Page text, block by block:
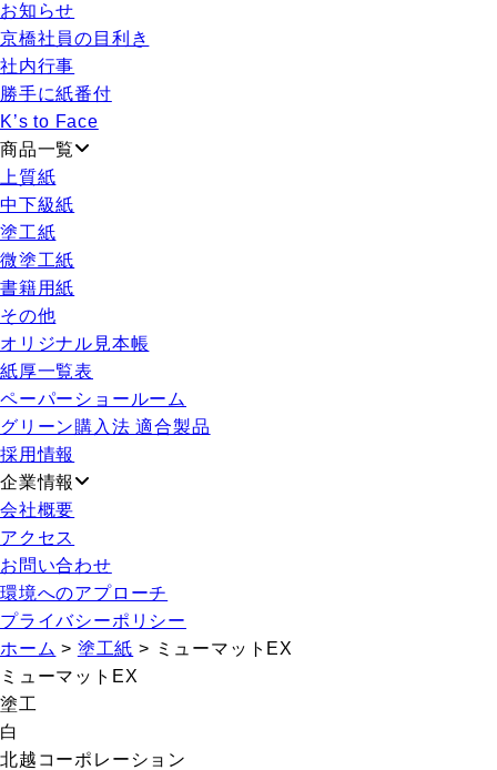
お知らせ
京橋社員の目利き
社内行事
勝手に紙番付
K’s to Face
商品一覧
上質紙
中下級紙
塗工紙
微塗工紙
書籍用紙
その他
オリジナル見本帳
紙厚一覧表
ペーパーショールーム
グリーン購入法 適合製品
採用情報
企業情報
会社概要
アクセス
お問い合わせ
環境へのアプローチ
プライバシーポリシー
ホーム > 塗工紙 > ミューマットEX
ミューマットEX
塗工
白
北越コーポレーション